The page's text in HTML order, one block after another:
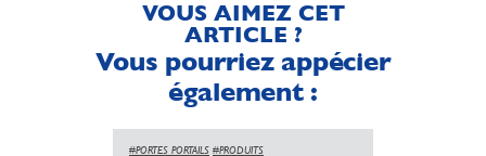
VOUS AIMEZ CET
ARTICLE ?
Vous pourriez appécier
également :
#PORTES PORTAILS #PRODUITS